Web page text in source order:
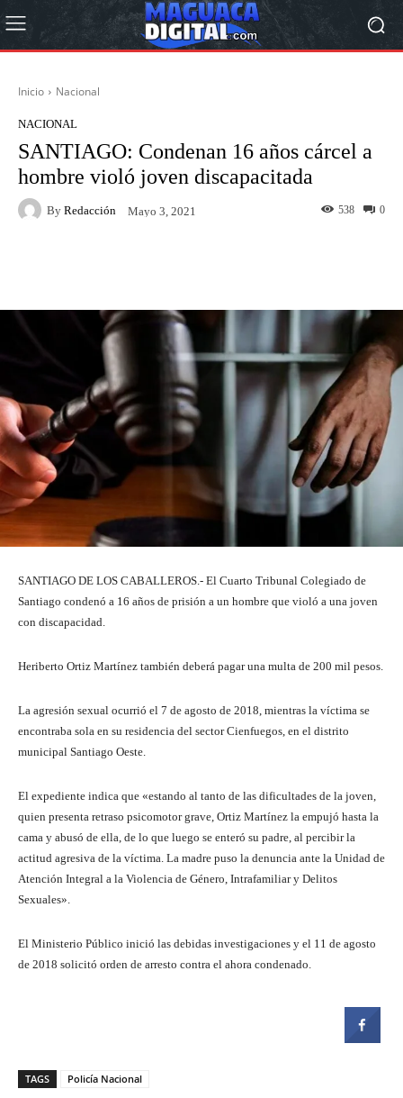
Inicio Nacional
NACIONAL
SANTIAGO: Condenan 16 años cárcel a
hombre violó joven discapacitada
By Redacción Mayo 3, 2021 0
538
SANTIAGO DE LOS CABALLEROS.- El Cuarto Tribunal Colegiado de
Santiago condenó a 16 años de prisión a un hombre que violó a una joven
con discapacidad.
Heriberto Ortiz Martínez también deberá pagar una multa de 200 mil pesos.
La agresión sexual ocurrió el 7 de agosto de 2018, mientras la víctima se
encontraba sola en su residencia del sector Cienfuegos, en el distrito
municipal Santiago Oeste.
El expediente indica que «estando al tanto de las dificultades de la joven,
quien presenta retraso psicomotor grave, Ortiz Martínez la empujó hasta la
cama y abusó de ella, de lo que luego se enteró su padre, al percibir la
actitud agresiva de la víctima. La madre puso la denuncia ante la Unidad de
Atención Integral a la Violencia de Género, Intrafamiliar y Delitos
Sexuales».
El Ministerio Público inició las debidas investigaciones y el 11 de agosto
de 2018 solicitó orden de arresto contra el ahora condenado.
TAGS Policía Nacional